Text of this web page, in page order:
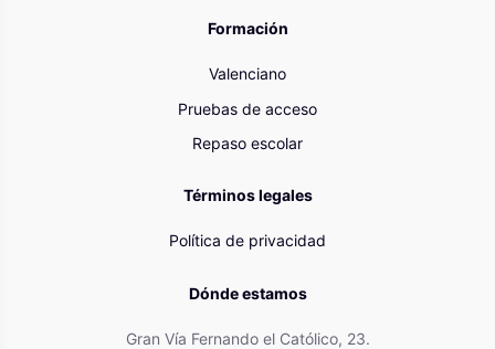
Formación
Valenciano
Pruebas de acceso
Repaso escolar
Términos legales
Política de privacidad
Dónde estamos
Gran Vía Fernando el Católico, 23.